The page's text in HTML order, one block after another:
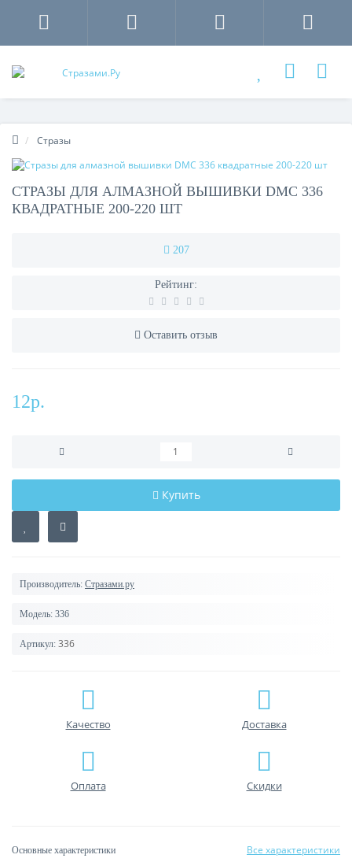
Стразы
СТРАЗЫ ДЛЯ АЛМАЗНОЙ ВЫШИВКИ DMC 336
КВАДРАТНЫЕ 200-220 ШТ
207
Рейтинг:
Оставить отзыв
12р.
Купить
Производитель: Стразами.ру
Модель: 336
Артикул: 336
Качество Доставка
Оплата Скидки
Основные характеристики Все характеристики